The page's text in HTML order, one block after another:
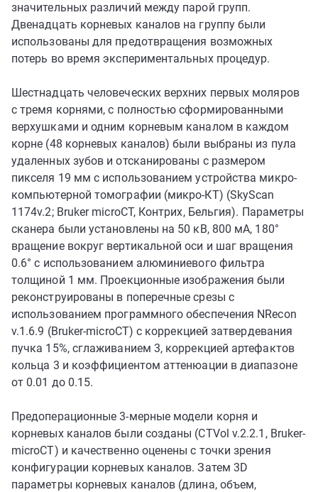
значительных различий между парой групп.
Двенадцать корневых каналов на группу были
использованы для предотвращения возможных
потерь во время экспериментальных процедур.
Шестнадцать человеческих верхних первых моляров
с тремя корнями, с полностью сформированными
верхушками и одним корневым каналом в каждом
корне (48 корневых каналов) были выбраны из пула
удаленных зубов и отсканированы с размером
пикселя 19 мм с использованием устройства микро-
компьютерной томографии (микро-КТ) (SkyScan
1174v.2; Bruker microCT, Контрих, Бельгия). Параметры
сканера были установлены на 50 кВ, 800 мА, 180°
вращение вокруг вертикальной оси и шаг вращения
0.6° с использованием алюминиевого фильтра
толщиной 1 мм. Проекционные изображения были
реконструированы в поперечные срезы с
использованием программного обеспечения NRecon
v.1.6.9 (Bruker-microCT) с коррекцией затвердевания
пучка 15%, сглаживанием 3, коррекцией артефактов
кольца 3 и коэффициентом аттенюации в диапазоне
от 0.01 до 0.15.
Предоперационные 3-мерные модели корня и
корневых каналов были созданы (CTVol v.2.2.1, Bruker-
microCT) и качественно оценены с точки зрения
конфигурации корневых каналов. Затем 3D
параметры корневых каналов (длина, объем,